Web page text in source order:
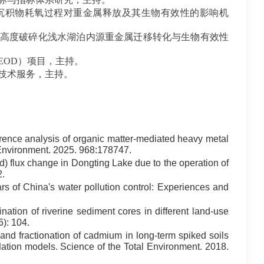
物耗氧过程对重金属释放及其生物有效性的影响机
度破碎化浅水湖泊内源重金属迁移转化与生物有效性
）项目，主持。
服务，主持。
analysis of organic matter-mediated heavy metal
2025. 968:178747.
flux change in Dongting Lake due to the operation of
of China's water pollution control: Experiences and
of riverine sediment cores in different land-use
104.
fractionation of cadmium in long-term spiked soils
models. Science of the Total Environment. 2018.